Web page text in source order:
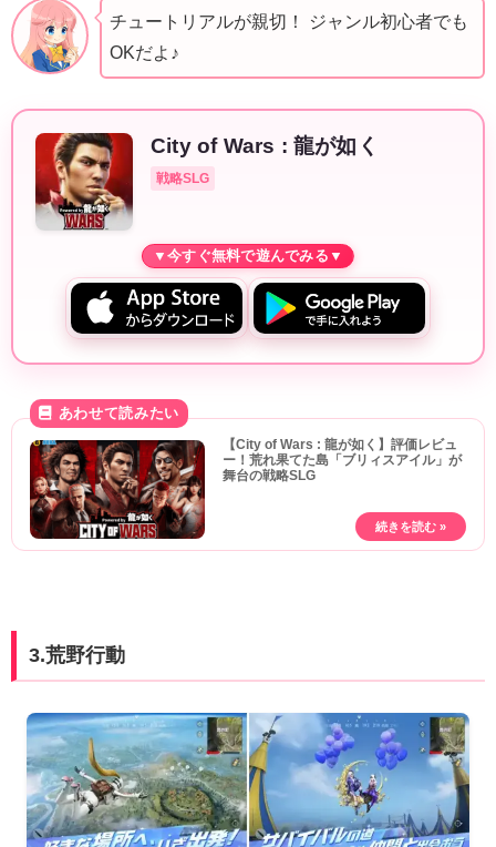
チュートリアルが親切！ ジャンル初心者でも
OKだよ♪
City of Wars : 龍が如く
戦略SLG
【City of Wars : 龍が如く】評価レビュ
ー！荒れ果てた島「ブリィスアイル」が
舞台の戦略SLG
3.荒野行動